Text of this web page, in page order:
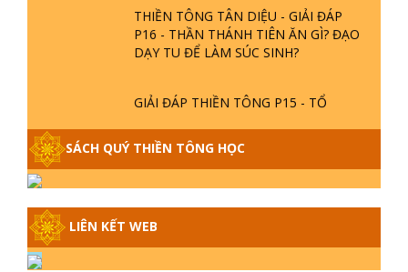
THIỀN TÔNG TÂN DIỆU - GIẢI ĐÁP
P16 - THẦN THÁNH TIÊN ĂN GÌ? ĐẠO
DẠY TU ĐỂ LÀM SÚC SINH?
GIẢI ĐÁP THIỀN TÔNG P15 - TỔ
PHẬT KHI NÀO XUẤT BẢN
GIẢI ĐÁP THIỀN TÔNG ĐẶC BIỆT -
LỊCH - TẦNG BÌNH LƯU LỚN ĐẾN
SÁCH QUÝ THIỀN TÔNG HỌC
LIÊN KẾT WEB